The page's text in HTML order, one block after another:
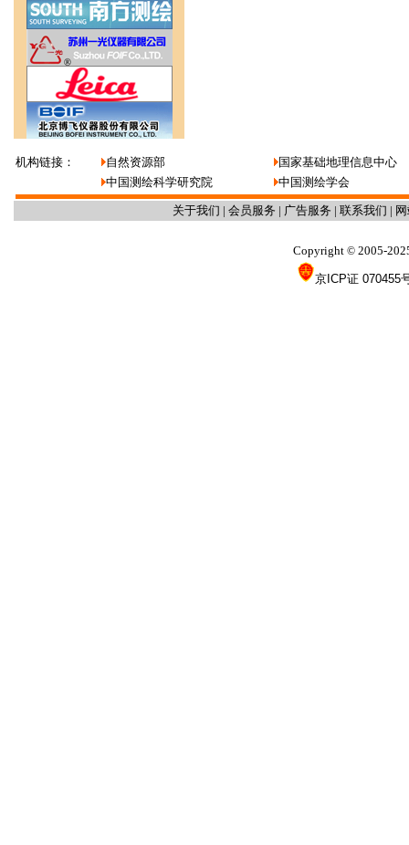
机构链接： 自然资源部
国家基础地理信息中心
中国测绘科学研究院
中国测绘学会
关于我们 | 会员服务 | 广告服务 | 联系我们 |
Copyright © 2005-
京ICP证 070455